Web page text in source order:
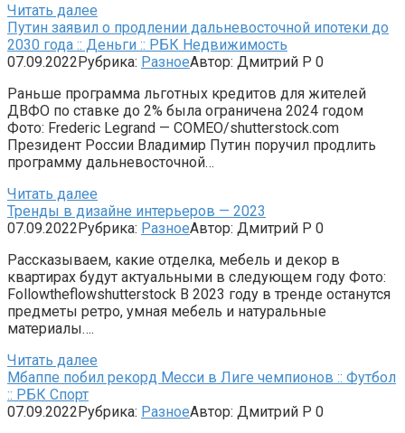
Читать далее
Путин заявил о продлении дальневосточной ипотеки до
2030 года :: Деньги :: РБК Недвижимость
07.09.2022Рубрика: РазноеАвтор: Дмитрий Р 0
Раньше программа льготных кредитов для жителей
ДВФО по ставке до 2% была ограничена 2024 годом
Фото: Frederic Legrand — COMEO/shutterstock.com
Президент России Владимир Путин поручил продлить
программу дальневосточной…
Читать далее
Тренды в дизайне интерьеров — 2023
07.09.2022Рубрика: РазноеАвтор: Дмитрий Р 0
Рассказываем, какие отделка, мебель и декор в
квартирах будут актуальными в следующем году Фото:
Followtheflowshutterstock В 2023 году в тренде останутся
предметы ретро, умная мебель и натуральные
материалы….
Читать далее
Мбаппе побил рекорд Месси в Лиге чемпионов :: Футбол
:: РБК Спорт
07.09.2022Рубрика: РазноеАвтор: Дмитрий Р 0